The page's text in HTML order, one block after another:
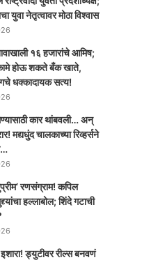
युवा नेतृत्वावर मोठा विश्वास
१६ हजारांचे आमिष;
होऊ शकते बँक खाते,
धक्कादायक सत्य!
कार थांबवली… अन्
मद्यधुंद चालकाच्या रिव्हर्सने
रणसंग्राम! कपिल
हल्लाबोल; शिंदे गटाची
इशारा! ड्युटीवर रील्स बनवणं